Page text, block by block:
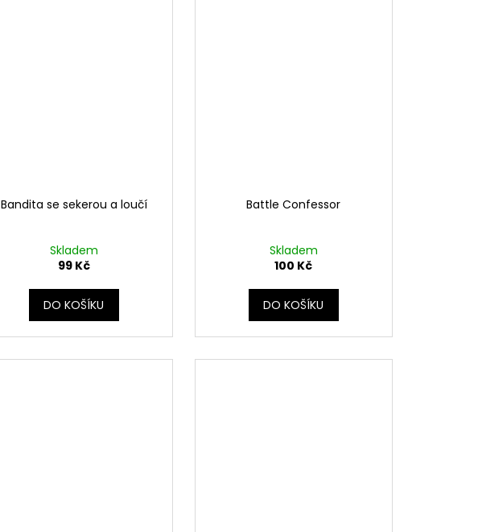
Bandita se sekerou a loučí
Skladem
99 Kč
DO KOŠÍKU
Battle Confessor
Skladem
100 Kč
DO KOŠÍKU